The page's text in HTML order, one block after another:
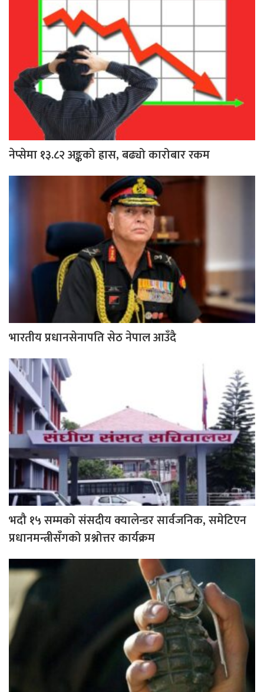
नेप्सेमा १३.८२ अङ्कको ह्रास, बढ्यो कारोबार रकम
भारतीय प्रधानसेनापति सेठ नेपाल आउँदै
भदौ १५ सम्मको संसदीय क्यालेन्डर सार्वजनिक, समेटिएन
प्रधानमन्त्रीसँगको प्रश्नोत्तर कार्यक्रम